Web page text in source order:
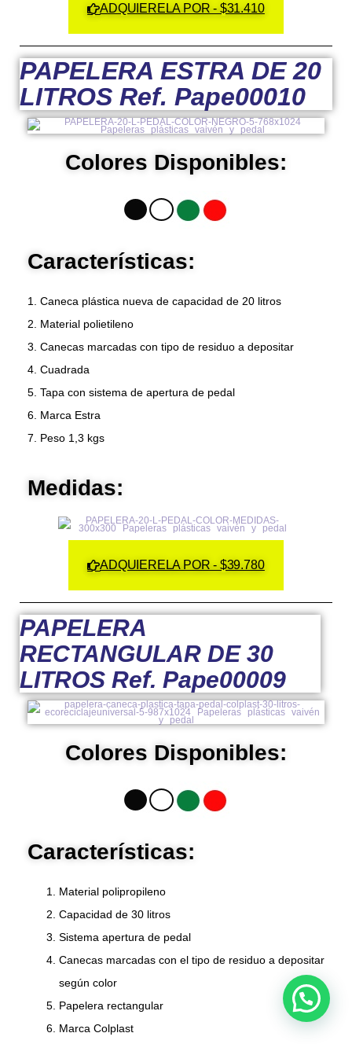
ADQUIERELA POR - $31.410
PAPELERA ESTRA DE 20
LITROS Ref. Pape00010
Colores Disponibles:
Características:
1. Caneca plástica nueva de capacidad de 20 litros
2. Material polietileno
3. Canecas marcadas con tipo de residuo a depositar
4. Cuadrada
5. Tapa con sistema de apertura de pedal
6. Marca Estra
7. Peso 1,3 kgs
Medidas:
ADQUIERELA POR - $39.780
PAPELERA
RECTANGULAR DE 30
LITROS Ref. Pape00009
Colores Disponibles:
Características:
Material polipropileno
Capacidad de 30 litros
Sistema apertura de pedal
Canecas marcadas con el tipo de residuo a depositar
según color
Papelera rectangular
Marca Colplast